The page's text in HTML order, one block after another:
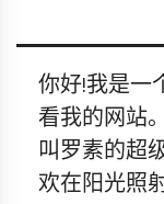
你好!我是一
看我的网站
叫罗素的超
欢在阳光照